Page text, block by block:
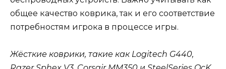
общее качество коврика, так и его соответствие
потребностям игрока в процессе игры.
Жёсткие коврики, такие как Logitech G440,